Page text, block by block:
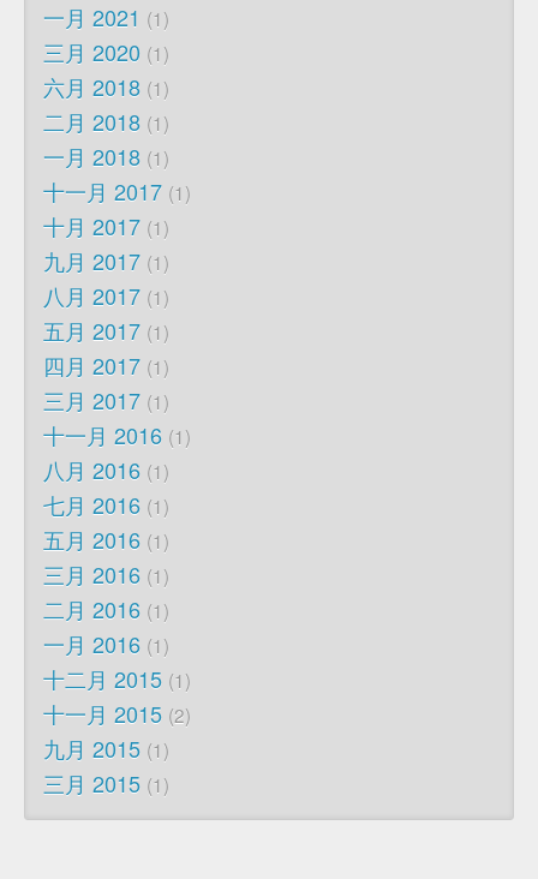
一月 2021 1
三月 2020 1
六月 2018 1
二月 2018 1
一月 2018 1
十一月 2017 1
十月 2017 1
九月 2017 1
八月 2017 1
五月 2017 1
四月 2017 1
三月 2017 1
十一月 2016 1
八月 2016 1
七月 2016 1
五月 2016 1
三月 2016 1
二月 2016 1
一月 2016 1
十二月 2015 1
十一月 2015 2
九月 2015 1
三月 2015 1